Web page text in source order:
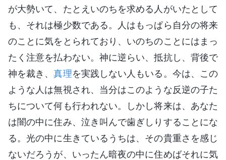
が大勢いて、たとえいのちを求める人がいたとして
も、それは極少数である。人はもっぱら自分の将来
のことに気をとられており、いのちのことにはまっ
たく注意を払わない。神に逆らい、抵抗し、背後で
神を裁き、真理を実践しない人もいる。今は、この
ような人は無視され、当分はこのような反逆の子た
ちについて何も行われない。しかし将来は、あなた
は闇の中に住み、泣き叫んで歯ぎしりすることにな
る。光の中に生きているうちは、その貴重さを感じ
ないだろうが、いったん暗夜の中に住めばそれに気